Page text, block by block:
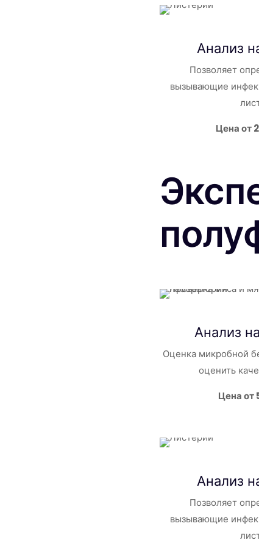
Анализ
Позволяет
вызывающие
Цена от
Анализ
Оценка микробной
оценить
Цена от
Анализ
Позволяет
вызывающие